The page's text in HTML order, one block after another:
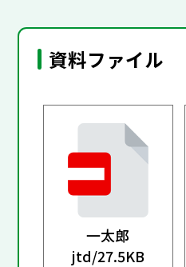
資料ファイル
一太郎
jtd/27.5KB